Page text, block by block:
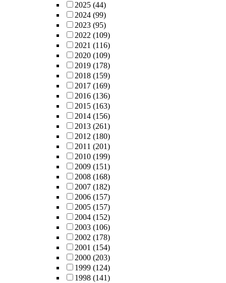
2025 (44)
2024 (99)
2023 (95)
2022 (109)
2021 (116)
2020 (109)
2019 (178)
2018 (159)
2017 (169)
2016 (136)
2015 (163)
2014 (156)
2013 (261)
2012 (180)
2011 (201)
2010 (199)
2009 (151)
2008 (168)
2007 (182)
2006 (157)
2005 (157)
2004 (152)
2003 (106)
2002 (178)
2001 (154)
2000 (203)
1999 (124)
1998 (141)